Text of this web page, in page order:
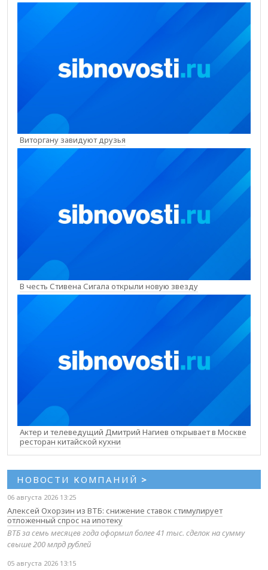
Виторгану завидуют друзья
В честь Стивена Сигала открыли новую звезду
Актер и телеведущий Дмитрий Нагиев открывает в Москве
ресторан китайской кухни
НОВОСТИ КОМПАНИЙ >
06 августа 2026 13:25
Алексей Охорзин из ВТБ: снижение ставок стимулирует
отложенный спрос на ипотеку
ВТБ за семь месяцев года оформил более 41 тыс. сделок на сумму
свыше 200 млрд рублей
05 августа 2026 13:15